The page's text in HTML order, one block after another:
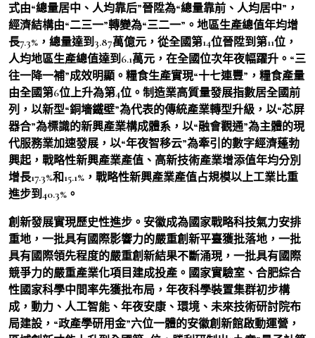
式由“總量居中、人均靠后”晉陞為“總量靠前、人均居中”，
經濟結構由“二三一”轉變為“三二一”。地區生產總值年均增
長7.3%，總量達到3.87萬億元，從全國第14位晉陞到第11位，
人均地區生產總值達到6.1萬元，在全國位次年夜幅躍升。“三
往一降一補”成效明顯。糧食生產實現“十七連豐”，糧食產量
由全國第6位上升為第4位。制造業高質量發展指數居全國前
列，以新型“銅墻鐵壁”為代表的傳統產業轉型升級，以“芯屏
器合”為標識的新興產業構成體系，以“融會觀通”為主體的現
代服務業加速發展，以“年夜智移云”為牽引的數字經濟蓬勃
興起，戰略性新興產業產值、高新技術產業增添值年均分別
增長17.3%和15.1%，戰略性新興產業產值占規模以上工業比重
進步到40.3%。
創新發展實現歷史性進步。安徽成為國家戰略科技氣力安排
重地，一批具有國際影響力的嚴重創新平臺獲批落地，一批
具有國際領先程度的嚴重創新結果不斷涌現，一批具有國際
競爭力的嚴重產業化項目建成投產。國家實驗室、合肥綜合
性國家科學中間率先獲批布局，年夜科學裝置集群初步構
成，動力、人工智能、年夜安康、環境、未來技術研討院布
局建設，“政產學研用金”六位一體的安徽創新館啟動運營，